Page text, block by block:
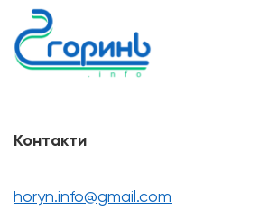
Контакти
horyn.info@gmail.com